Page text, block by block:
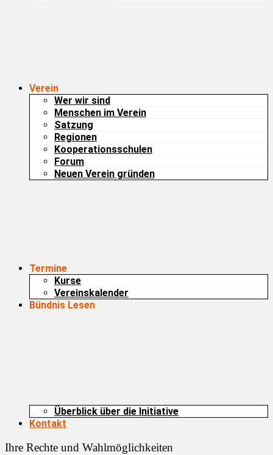
Verein
Wer wir sind
Menschen im Verein
Satzung
Regionen
Kooperationsschulen
Forum
Neuen Verein gründen
Termine
Kurse
Vereinskalender
Bündnis Lesen
Überblick über die Initiative
Kontakt
Ihre Rechte und Wahlmöglichkeiten